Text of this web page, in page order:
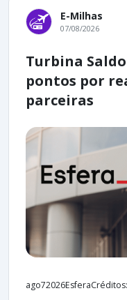
E-Milhas
07/08/2026
Turbina
pontos por
parceiras